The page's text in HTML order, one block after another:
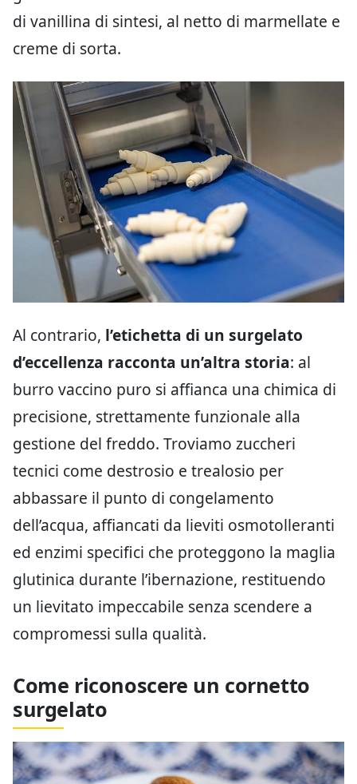
di vanillina di sintesi, al netto di marmellate e
creme di sorta.
Al contrario, l’etichetta di un surgelato
d’eccellenza racconta un’altra storia: al
burro vaccino puro si affianca una chimica di
precisione, strettamente funzionale alla
gestione del freddo. Troviamo zuccheri
tecnici come destrosio e trealosio per
abbassare il punto di congelamento
dell’acqua, affiancati da lieviti osmotolleranti
ed enzimi specifici che proteggono la maglia
glutinica durante l’ibernazione, restituendo
un lievitato impeccabile senza scendere a
compromessi sulla qualità.
Come riconoscere un cornetto
surgelato